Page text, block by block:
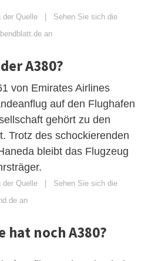
der Quelle | Sehen Sie sich die
an
A380?
von Emirates Airlines
auf den Flughafen
gehört zu den
Trotz des schockierenden
bleibt das Flugzeug
der Quelle | Sehen Sie sich die
an
hat noch A380?